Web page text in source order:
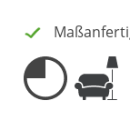
Stoffe
Panneaux